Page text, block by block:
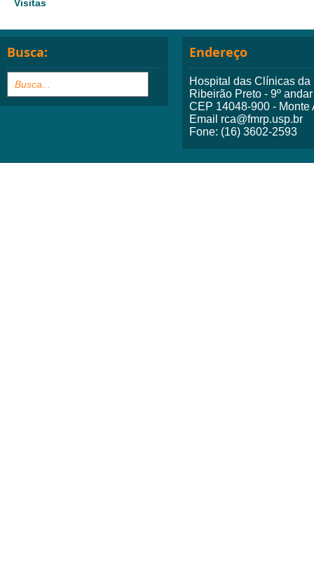
Visitas
Busca: Endereço
Hospital das Clínicas
Ribeirão Preto - 9º andar
CEP 14048-900 -
Email rca@fmrp.usp.br
Fone: (16) 3602-2593